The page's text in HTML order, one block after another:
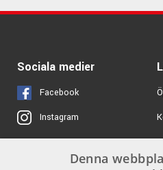
de kultförklarade StingRay-
Aged Black Satin
ARTIKELNUMMER 1089397
Holcomb Blue Burst -
ARTIKELNUMMER 1079599
Sterling by Music
CT50SSS Vintage
Sunburst - Elgitarr
Sociala medier
Facebook
Instagram
X
Youtube
Denna